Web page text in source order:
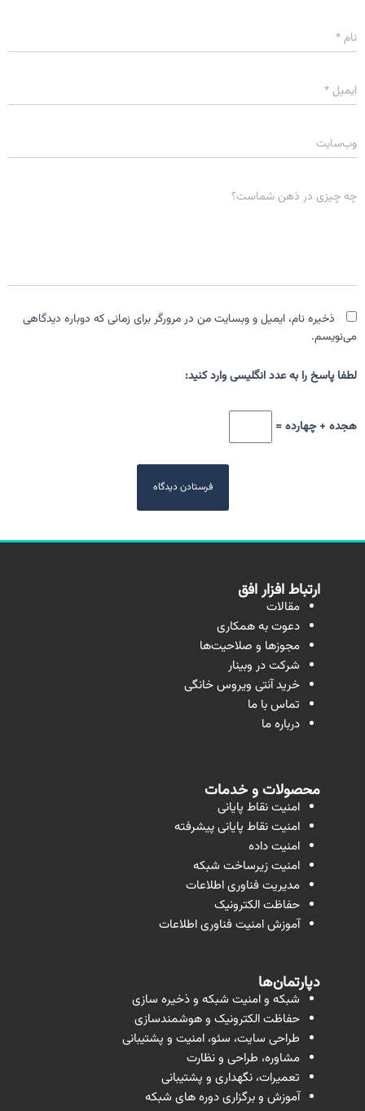
نام*
ایمیل*
وب‌سایت
چه چیزی در ذهن شماست؟
ذخیره نام، ایمیل و وبسایت من در مرورگر برای زمانی که دوباره دیدگاهی
می‌نویسم.
لطفا پاسخ را به عدد انگلیسی وارد کنید:
هجده + چهارده =
ارتباط افزار افق
مقالات
دعوت به همکاری
مجوزها و صلاحیت‌ها
شرکت در وبینار
خرید آنتی ویروس خانگی
تماس با ما
درباره ما
محصولات و خدمات
امنیت نقاط پایانی
امنیت نقاط پایانی پیشرفته
امنیت داده
امنیت زیرساخت شبکه
مدیریت فناوری اطلاعات
حفاظت الکترونیک
آموزش امنیت فناوری اطلاعات
دپارتمان‌ها
شبکه و امنیت شبکه و ذخیره سازی
حفاظت الکترونیک و هوشمندسازی
طراحی سایت، سئو، امنیت و پشتیبانی
مشاوره، طراحی و نظارت
تعمیرات، نگهداری و پشتیبانی
آموزش و برگزاری دوره های شبکه